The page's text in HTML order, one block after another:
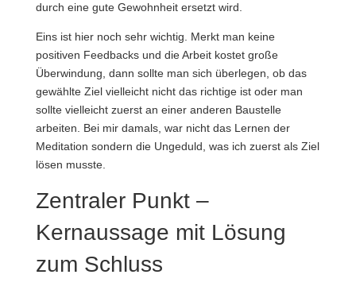
durch eine gute Gewohnheit ersetzt wird.
Eins ist hier noch sehr wichtig. Merkt man keine
positiven Feedbacks und die Arbeit kostet große
Überwindung, dann sollte man sich überlegen, ob das
gewählte Ziel vielleicht nicht das richtige ist oder man
sollte vielleicht zuerst an einer anderen Baustelle
arbeiten. Bei mir damals, war nicht das Lernen der
Meditation sondern die Ungeduld, was ich zuerst als Ziel
lösen musste.
Zentraler Punkt –
Kernaussage mit Lösung
zum Schluss